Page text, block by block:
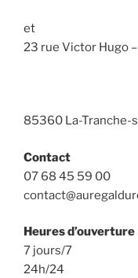
et
23 rue Victor Hugo
85360 La-Tranche-
Contact
07 68 45 59 00
Heures d’ouverture
7 jours/7
24h/24